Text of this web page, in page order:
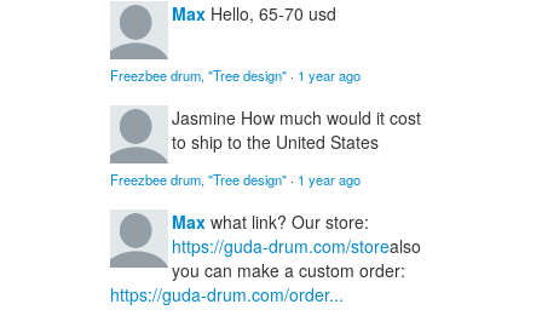
Max Hello, 65-70 usd
Freezbee drum, "Tree design" · 1 year ago
Jasmine How much would it cost
to ship to the United States
Freezbee drum, "Tree design" · 1 year ago
Max what link? Our store:
https://guda-drum.com/storealso
you can make a custom order:
https://guda-drum.com/order...